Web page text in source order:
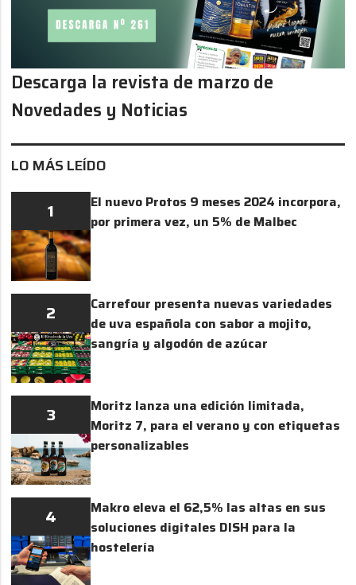
LO MÁS LEÍDO
1
El nuevo Protos 9 meses 2024 incorpora,
por primera vez, un 5% de Malbec
2
Carrefour presenta nuevas variedades
de uva española con sabor a mojito,
sangría y algodón de azúcar
3
Moritz lanza una edición limitada,
Moritz 7, para el verano y con etiquetas
personalizables
4
Makro eleva el 62,5% las altas en sus
soluciones digitales DISH para la
hostelería
Descarga la revista de marzo de
Novedades y Noticias